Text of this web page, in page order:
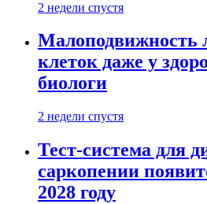
2 недели спустя
Малоподвижность
клеток даже у
биологи
2 недели спустя
Тест-система для
саркопении
2028 году